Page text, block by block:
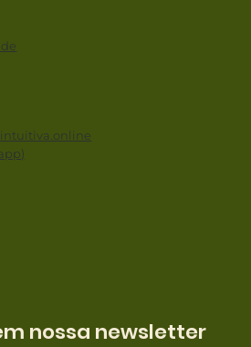
nossa newsletter